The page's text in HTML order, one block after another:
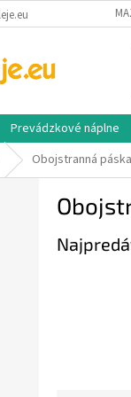
Prevádzkové náplne
Obojstranná páska